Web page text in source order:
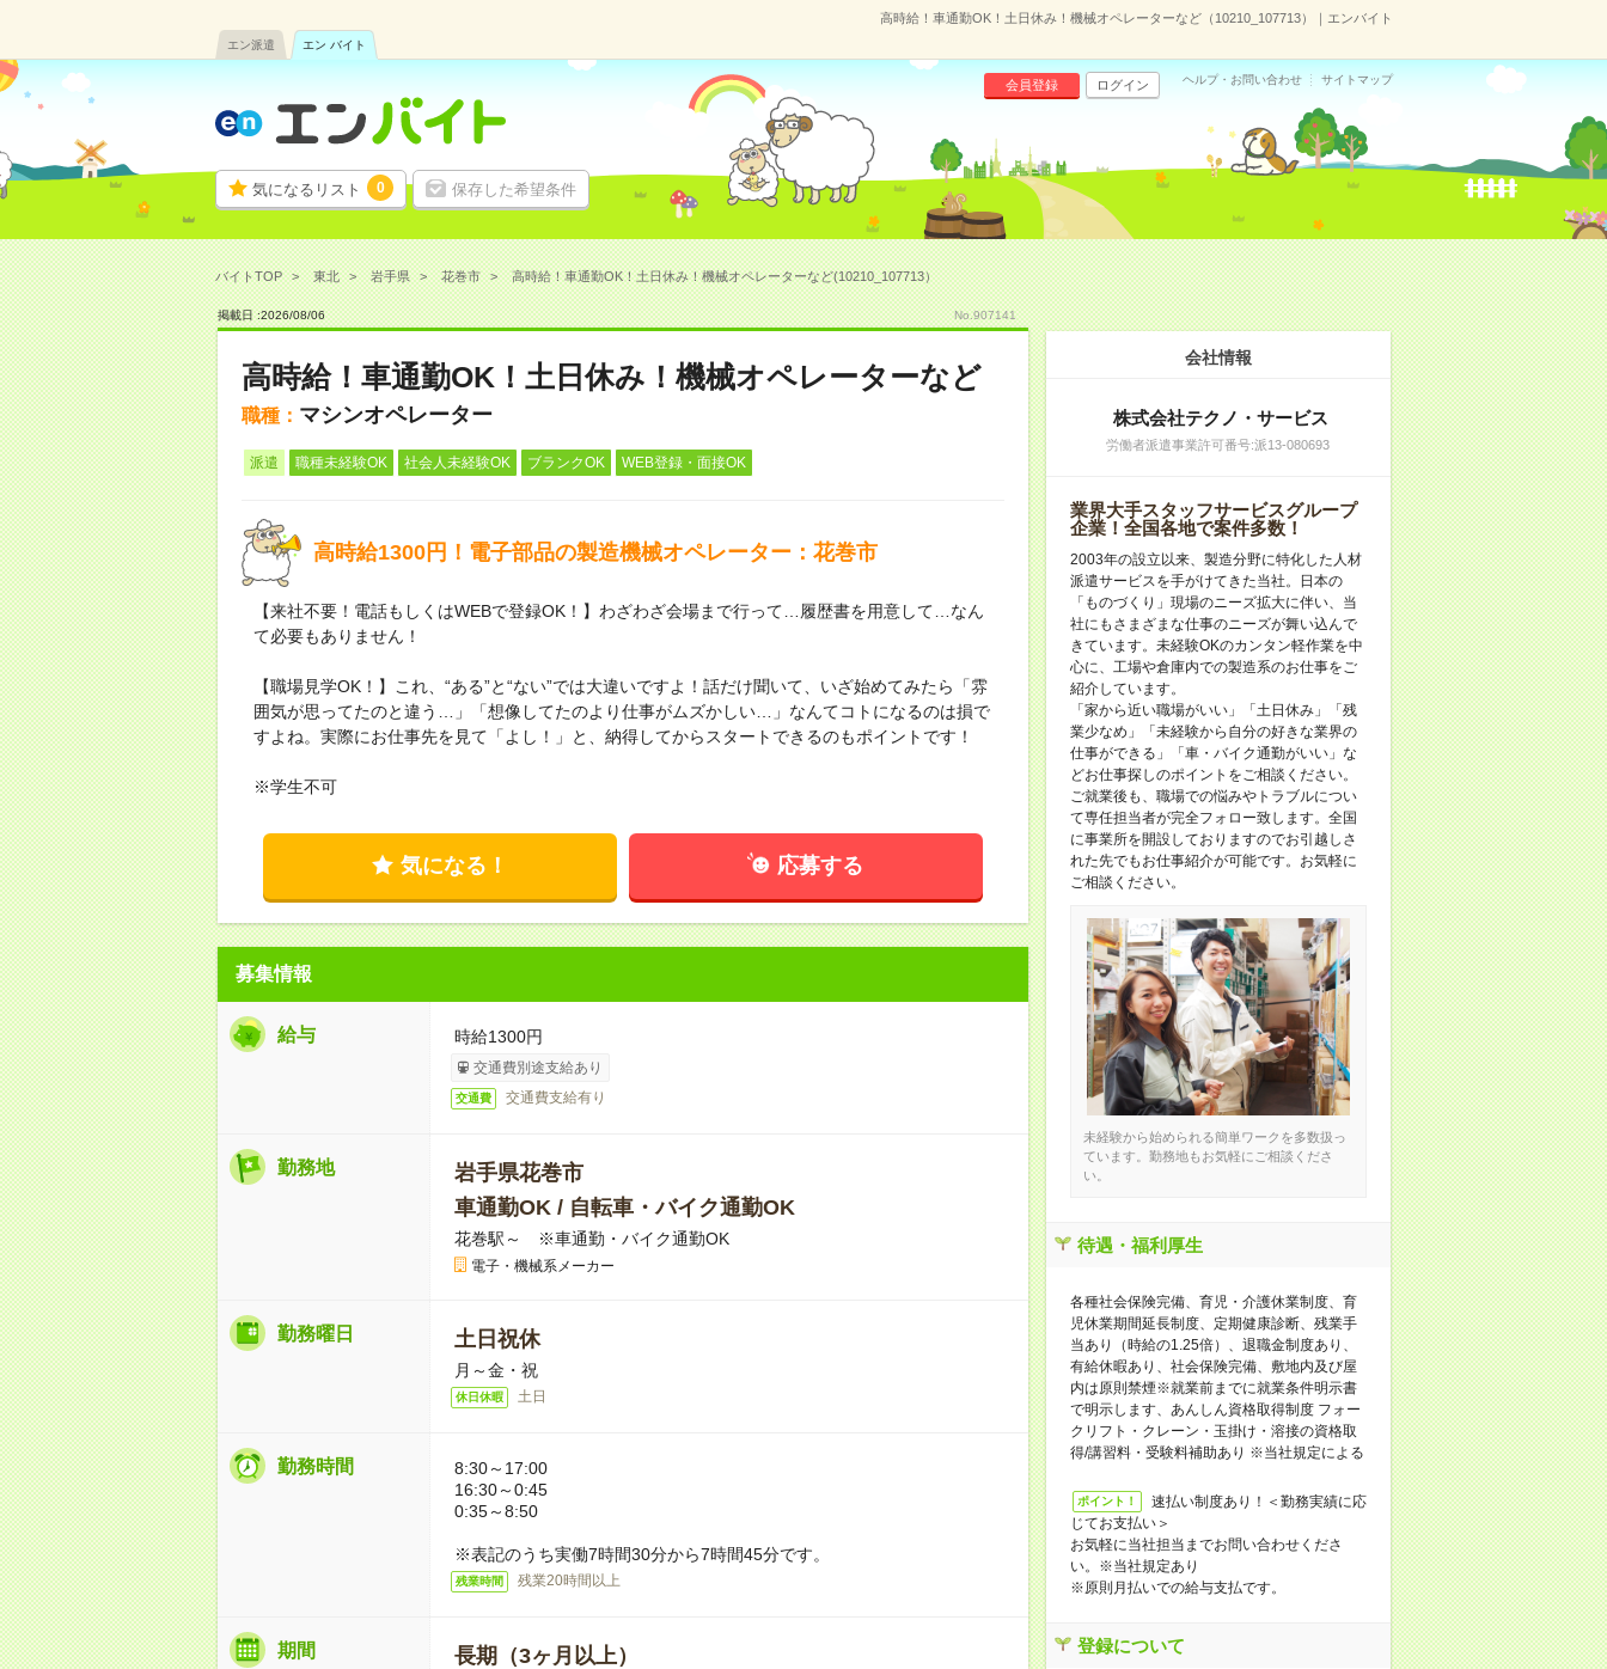
高時給！車通勤OK！土日休み！機械オペレーターなど（10210_107713）｜エンバイト
エン派遣 エン バイト
気になるリスト 0 保存した希望条件
会員登録 ログイン ヘルプ・お問い合わせ サイトマップ
バイトTOP 東北 岩手県 花巻市 高時給！車通勤OK！土日休み！機械オペレーターなど(10210_107713）
掲載日 :2026/08/06 No.907141
高時給！車通勤OK！土日休み！機械オペレーターなど
職種： マシンオペレーター
派遣 職種未経験OK 社会人未経験OK ブランクOK WEB登録・面接OK
高時給1300円！電子部品の製造機械オペレーター：花巻市
【来社不要！電話もしくはWEBで登録OK！】わざわざ会場まで行って…履歴書を用意して…なん
て必要もありません！
【職場見学OK！】これ、“ある”と“ない”では大違いですよ！話だけ聞いて、いざ始めてみたら「雰
囲気が思ってたのと違う…」「想像してたのより仕事がムズかしい…」なんてコトになるのは損で
すよね。実際にお仕事先を見て「よし！」と、納得してからスタートできるのもポイントです！
※学生不可
気になる！ 応募する
募集情報
給与 時給1300円
交通費別途支給あり
交通費 交通費支給有り
勤務地
岩手県花巻市
車通勤OK / 自転車・バイク通勤OK
花巻駅～ ※車通勤・バイク通勤OK
電子・機械系メーカー
勤務曜日 土日祝休
月～金・祝
休日休暇 土日
勤務時間
8:30～17:00
16:30～0:45
0:35～8:50
※表記のうち実働7時間30分から7時間45分です。
残業時間 残業20時間以上
期間 長期（3ヶ月以上）
会社情報
株式会社テクノ・サービス
労働者派遣事業許可番号:派13-080693
業界大手スタッフサービスグループ
企業！全国各地で案件多数！
2003年の設立以来、製造分野に特化した人材
派遣サービスを手がけてきた当社。日本の
「ものづくり」現場のニーズ拡大に伴い、当
社にもさまざまな仕事のニーズが舞い込んで
きています。未経験OKのカンタン軽作業を中
心に、工場や倉庫内での製造系のお仕事をご
紹介しています。
「家から近い職場がいい」「土日休み」「残
業少なめ」「未経験から自分の好きな業界の
仕事ができる」「車・バイク通勤がいい」な
どお仕事探しのポイントをご相談ください。
ご就業後も、職場での悩みやトラブルについ
て専任担当者が完全フォロー致します。全国
に事業所を開設しておりますのでお引越しさ
れた先でもお仕事紹介が可能です。お気軽に
ご相談ください。
未経験から始められる簡単ワークを多数扱っ
ています。勤務地もお気軽にご相談くださ
い。
待遇・福利厚生
各種社会保険完備、育児・介護休業制度、育
児休業期間延長制度、定期健康診断、残業手
当あり（時給の1.25倍）、退職金制度あり、
有給休暇あり、社会保険完備、敷地内及び屋
内は原則禁煙※就業前までに就業条件明示書
で明示します、あんしん資格取得制度 フォー
クリフト・クレーン・玉掛け・溶接の資格取
得/講習料・受験料補助あり ※当社規定による
ポイント！
速払い制度あり！＜勤務実績に応
じてお支払い＞
お気軽に当社担当までお問い合わせくださ
い。※当社規定あり
※原則月払いでの給与支払です。
登録について